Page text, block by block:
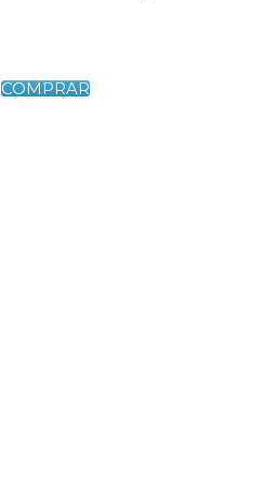
COMPRAR